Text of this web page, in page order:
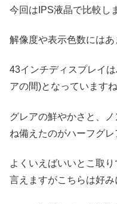
今回はIPS液晶で比較し
解像度や表示色数にはあ
43インチディスプレイ
アの間)となっていますね
グレアの鮮やかさと、
ね備えたのがハーフグレ
よくいえばいいとこ取
言えますがこちらは好み